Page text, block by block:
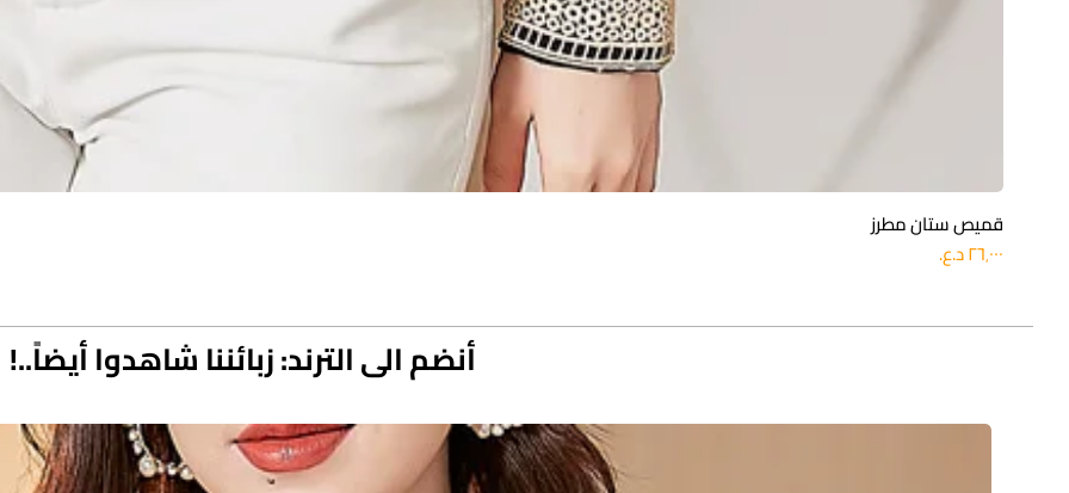
قميص ستان مطرز
السعر
أنضم الى الترند: زبائننا شاهدوا أيضاً..!